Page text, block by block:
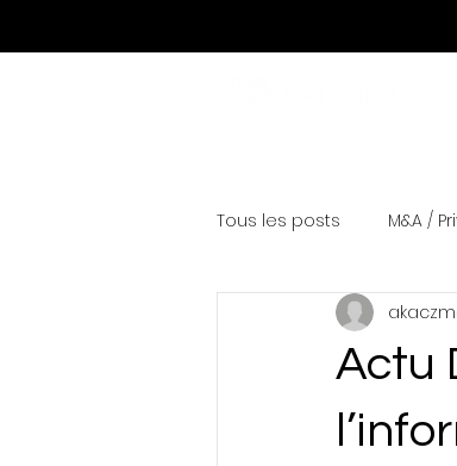
Tous les posts M&A /
Actu